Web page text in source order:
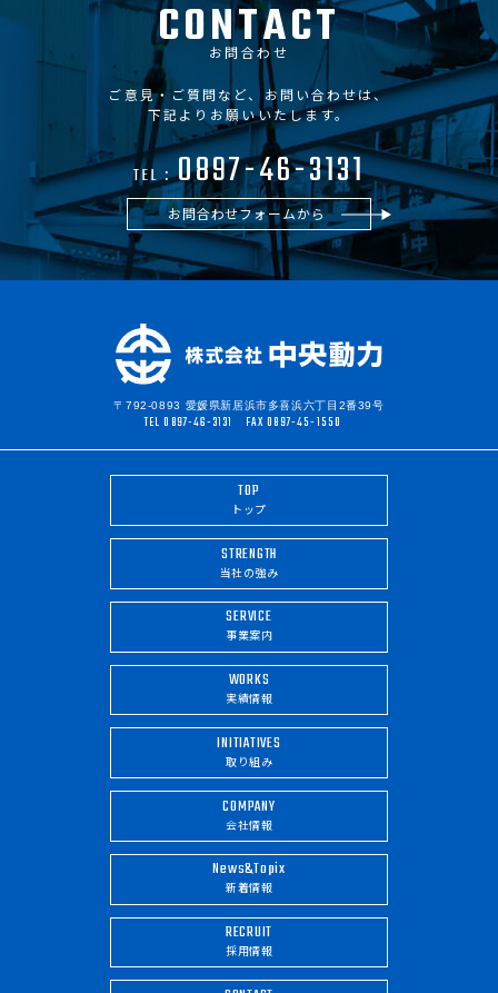
CONTACT
お問合わせ
ご意見・ご質問など、お問い合わせは、
下記よりお願いいたします。
TEL :0897-46-3131
お問合わせフォームから
〒792-0893 愛媛県新居浜市多喜浜六丁目2番39号
TEL 0897-46-3131 FAX 0897-45-1550
TOP
トップ
STRENGTH
当社の強み
SERVICE
事業案内
WORKS
実績情報
INITIATIVES
取り組み
COMPANY
会社情報
News&Topix
新着情報
RECRUIT
採用情報